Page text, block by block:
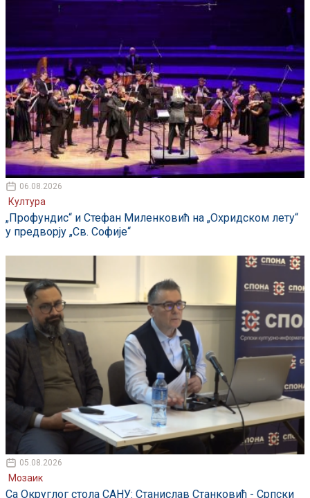
06.08.2026
Култура
„Профундис“ и Стефан Миленковић на „Охридском лету“
у предворју „Св. Софије“
05.08.2026
Мозаик
Са Округлог стола САНУ: Станислав Станковић - Српски